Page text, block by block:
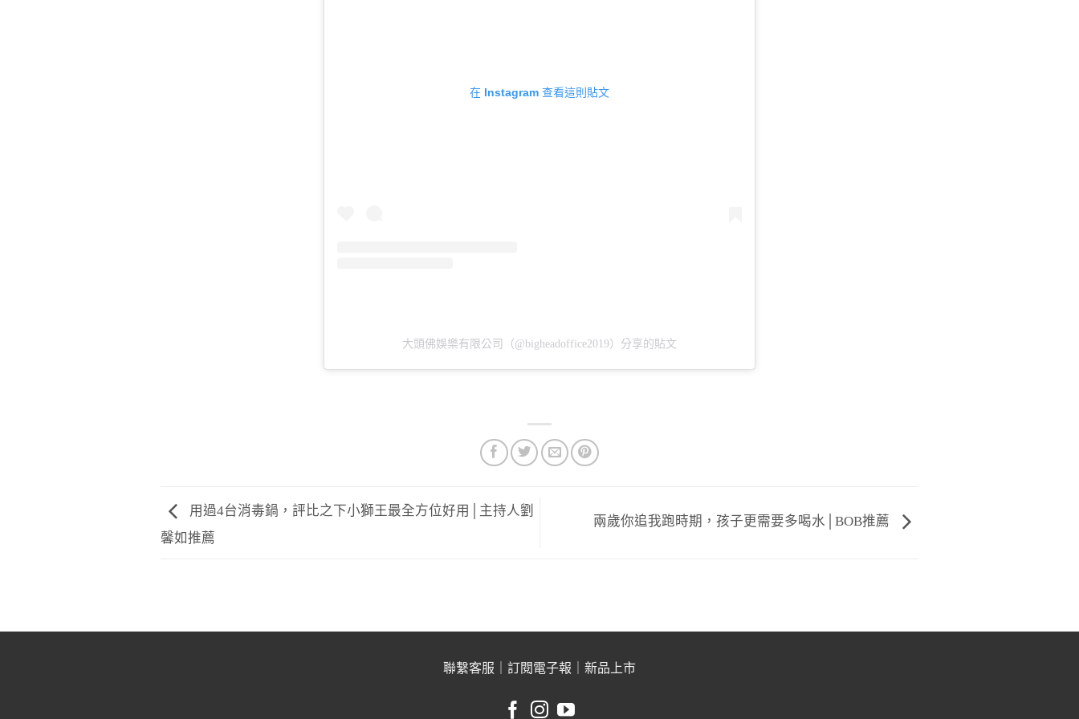
在 Instagram 查看這則貼文
大頭佛娛樂有限公司（@bigheadoffice2019）分享的貼文
用過4台消毒鍋，評比之下小獅王最全方位好用│主持人劉
馨如推薦
兩歲你追我跑時期，孩子更需要多喝水│BOB推薦
聯繫客服 訂閱電子報 新品上市